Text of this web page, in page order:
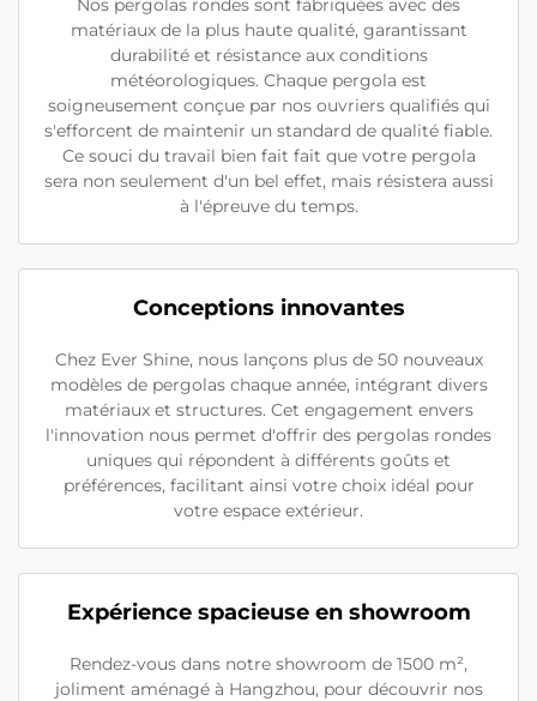
Nos pergolas rondes sont fabriquées avec des
matériaux de la plus haute qualité, garantissant
durabilité et résistance aux conditions
météorologiques. Chaque pergola est
soigneusement conçue par nos ouvriers qualifiés qui
s'efforcent de maintenir un standard de qualité fiable.
Ce souci du travail bien fait fait que votre pergola
sera non seulement d'un bel effet, mais résistera aussi
à l'épreuve du temps.
Conceptions innovantes
Chez Ever Shine, nous lançons plus de 50 nouveaux
modèles de pergolas chaque année, intégrant divers
matériaux et structures. Cet engagement envers
l'innovation nous permet d'offrir des pergolas rondes
uniques qui répondent à différents goûts et
préférences, facilitant ainsi votre choix idéal pour
votre espace extérieur.
Expérience spacieuse en showroom
Rendez-vous dans notre showroom de 1500 m²,
joliment aménagé à Hangzhou, pour découvrir nos